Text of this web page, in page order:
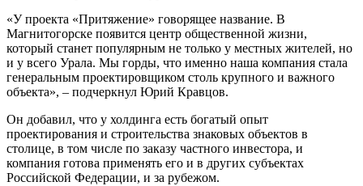
«У проекта «Притяжение» говорящее название. В
Магнитогорске появится центр общественной жизни,
который станет популярным не только у местных жителей, но
и у всего Урала. Мы горды, что именно наша компания стала
генеральным проектировщиком столь крупного и важного
объекта», – подчеркнул Юрий Кравцов.
Он добавил, что у холдинга есть богатый опыт
проектирования и строительства знаковых объектов в
столице, в том числе по заказу частного инвестора, и
компания готова применять его и в других субъектах
Российской Федерации, и за рубежом.